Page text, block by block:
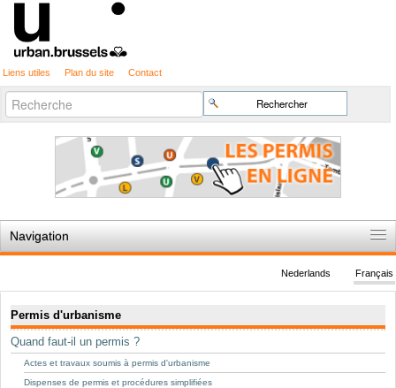
Liens utiles Plan du site Contact
Chercher par
Recherche
avancée…
Navigation
Règles du jeu
Permis d'urbanisme
Cartographie
Etudes et publications
Français
Nederlands
Permis d'urbanisme
Quand faut-il un permis ?
Actes et travaux soumis à permis d'urbanisme
Dispenses de permis et procédures simplifiées